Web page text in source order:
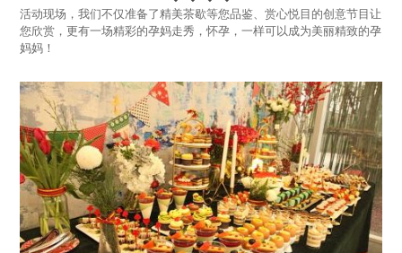
活动现场，我们不仅准备了精美茶歇等您品鉴、赏心悦目的创意节目让
您欣赏，更有一场精彩的孕妈走秀，怀孕，一样可以成为美丽精致的孕
妈妈！